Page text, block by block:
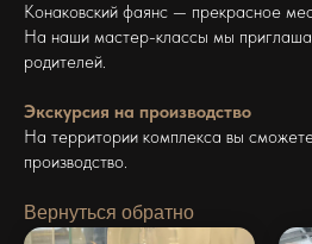
Конаковский фаянс — прекрасное
На наши мастер-классы мы
родителей.
Экскурсия на производство
На территории комплекса вы
производство.
Вернуться обратно